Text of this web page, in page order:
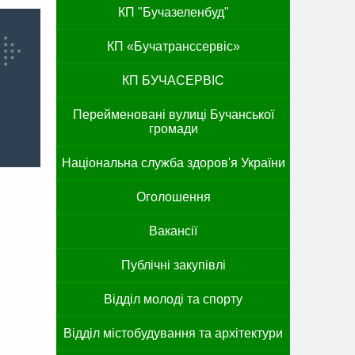
КП "Бучазеленбуд"
КП «Бучатранссервіс»
КП БУЧАСЕРВІС
Перейменовані вулиці Бучанської
громади
Національна служба здоров'я України
Оголошення
Вакансії
Публічні закупівлі
Відділ молоді та спорту
Відділ містобудування та архітектури